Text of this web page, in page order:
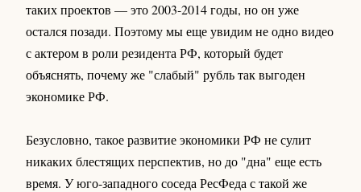
таких проектов — это 2003-2014 годы, но он уже
остался позади. Поэтому мы еще увидим не одно видео
с актером в роли резидента РФ, который будет
объяснять, почему же "слабый" рубль так выгоден
экономике РФ.
Безусловно, такое развитие экономики РФ не сулит
никаких блестящих перспектив, но до "дна" еще есть
время. У юго-западного соседа РесФеда с такой же